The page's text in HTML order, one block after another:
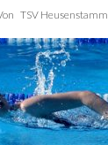
TSV Heusenstamm